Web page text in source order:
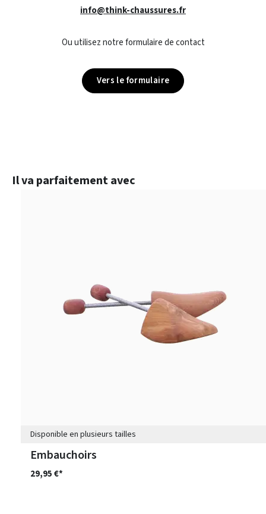
info@think-chaussures.fr
Ou utilisez notre formulaire de contact
Vers le formulaire
Ignorer la galerie de produits
Il va parfaitement avec
Disponible en plusieurs tailles
Embauchoirs
29,95 €*